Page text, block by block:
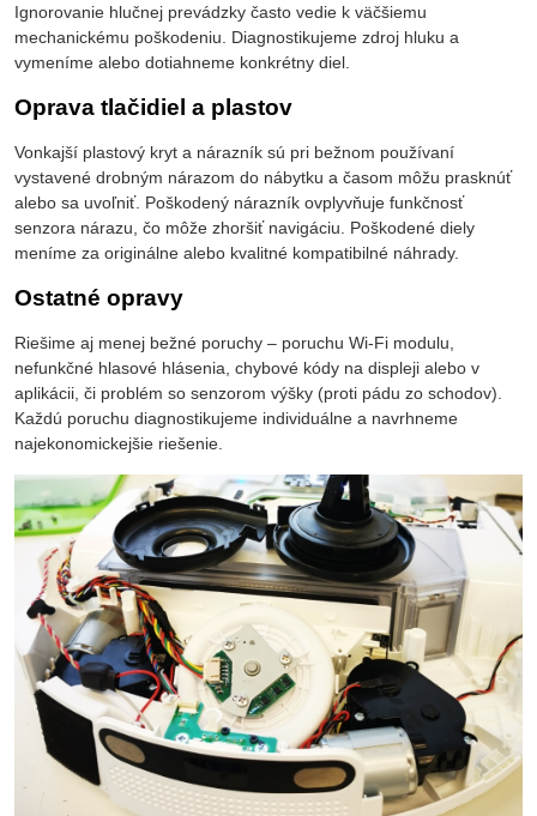
Ignorovanie hlučnej prevádzky často vedie k väčšiemu
mechanickému poškodeniu. Diagnostikujeme zdroj hluku a
vymeníme alebo dotiahneme konkrétny diel.
Oprava tlačidiel a plastov
Vonkajší plastový kryt a nárazník sú pri bežnom používaní
vystavené drobným nárazom do nábytku a časom môžu prasknúť
alebo sa uvoľniť. Poškodený nárazník ovplyvňuje funkčnosť
senzora nárazu, čo môže zhoršiť navigáciu. Poškodené diely
meníme za originálne alebo kvalitné kompatibilné náhrady.
Ostatné opravy
Riešime aj menej bežné poruchy – poruchu Wi-Fi modulu,
nefunkčné hlasové hlásenia, chybové kódy na displeji alebo v
aplikácii, či problém so senzorom výšky (proti pádu zo schodov).
Každú poruchu diagnostikujeme individuálne a navrhneme
najekonomickejšie riešenie.